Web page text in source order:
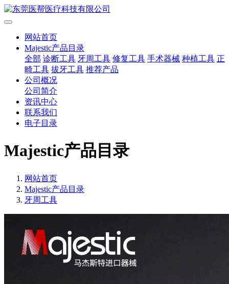
网站首页
Majestic产品目录
全部 诊断工具 牙周工具 修复工具 手术器械 种植工具 正
畸工具 拔牙工具 推荐产品
公司概况
公司简介
资讯中心
联系我们
电子目录
Majestic产品目录
网站首页
Majestic产品目录
牙周工具